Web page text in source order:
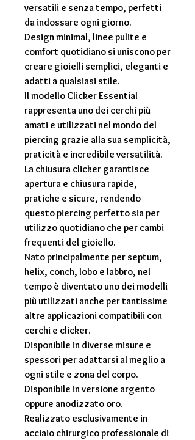
versatili e senza tempo, perfetti
da indossare ogni giorno.
Design minimal, linee pulite e
comfort quotidiano si uniscono per
creare gioielli semplici, eleganti e
adatti a qualsiasi stile.
Il modello Clicker Essential
rappresenta uno dei cerchi più
amati e utilizzati nel mondo del
piercing grazie alla sua semplicità,
praticità e incredibile versatilità.
La chiusura clicker garantisce
apertura e chiusura rapide,
pratiche e sicure, rendendo
questo piercing perfetto sia per
utilizzo quotidiano che per cambi
frequenti del gioiello.
Nato principalmente per septum,
helix, conch, lobo e labbro, nel
tempo è diventato uno dei modelli
più utilizzati anche per tantissime
altre applicazioni compatibili con
cerchi e clicker.
Disponibile in diverse misure e
spessori per adattarsi al meglio a
ogni stile e zona del corpo.
Disponibile in versione argento
oppure anodizzato oro.
Realizzato esclusivamente in
acciaio chirurgico professionale di